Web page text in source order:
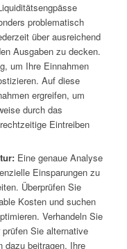
problematisch
über ausreichend
Ausgaben zu decken.
um Ihre Einnahmen
Auf diese
ergreifen, um
durch das
Eintreiben
Eine genaue Analyse
Einsparungen zu
Überprüfen Sie
Kosten und suchen
Verhandeln Sie
Sie alternative
dazu beitragen, Ihre